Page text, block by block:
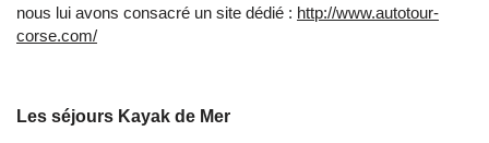
nous lui avons consacré un site dédié : http://www.autotour-
corse.com/
Les séjours Kayak de Mer